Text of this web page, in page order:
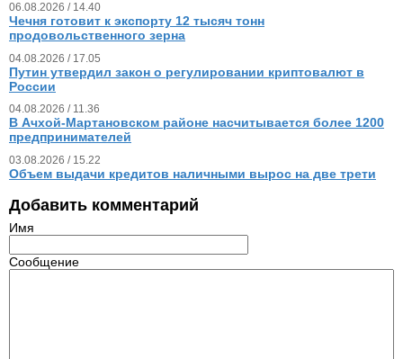
06.08.2026 / 14.40
Чечня готовит к экспорту 12 тысяч тонн
продовольственного зерна
04.08.2026 / 17.05
Путин утвердил закон о регулировании криптовалют в
России
04.08.2026 / 11.36
В Ачхой-Мартановском районе насчитывается более 1200
предпринимателей
03.08.2026 / 15.22
Объем выдачи кредитов наличными вырос на две трети
Добавить комментарий
Имя
Сообщение